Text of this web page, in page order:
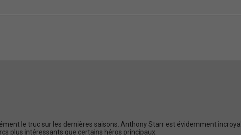
le truc sur les dernières saisons. Anthony Starr est évidemment
plus intéressants que certains héros principaux.